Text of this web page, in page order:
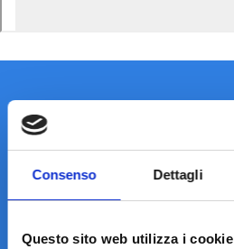
Consenso Dettagli
Questo sito web utilizza i cookie
LA STRUTTURA
Informazioni